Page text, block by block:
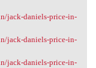
jack-daniels-price-in-
jack-daniels-price-in-
jack-daniels-price-in-